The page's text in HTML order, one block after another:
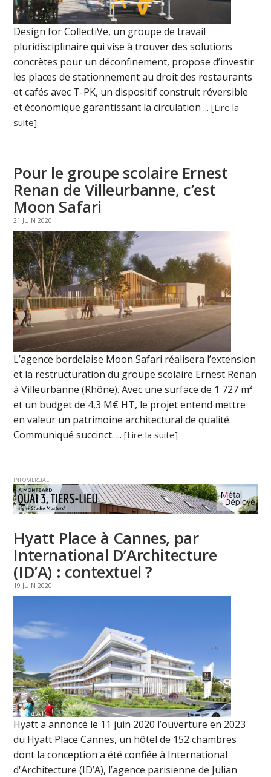
Design for CollectiVe, un groupe de travail
pluridisciplinaire qui vise à trouver des solutions
concrètes pour un déconfinement, propose d’investir
les places de stationnement au droit des restaurants
et cafés avec T-PK, un dispositif construit réversible
et économique garantissant la circulation ...[Lire la
suite]
Pour le groupe scolaire Ernest
Renan de Villeurbanne, c’est
Moon Safari
21 JUIN 2020
L’agence bordelaise Moon Safari réalisera l’extension
et la restructuration du groupe scolaire Ernest Renan
à Villeurbanne (Rhône). Avec une surface de 1 727 m²
et un budget de 4,3 M€ HT, le projet entend mettre
en valeur un patrimoine architectural de qualité.
Communiqué succinct. ...[Lire la suite]
INFOMERCIAL
Hyatt Place à Cannes, par
International D’Architecture
(ID’A) : contextuel ?
19 JUIN 2020
Hyatt a annoncé le 11 juin 2020 l’ouverture en 2023
du Hyatt Place Cannes, un hôtel de 152 chambres
dont la conception a été confiée à International
d'Architecture (ID’A), l’agence parisienne de Julian